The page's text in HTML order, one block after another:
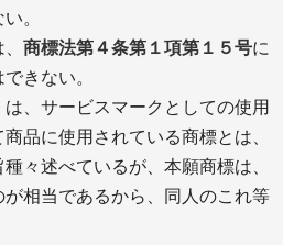
。
商標法第４条第１項第１５号に
きない。
、サービスマークとしての使用
品に使用されている商標とは、
々述べているが、本願商標は、
相当であるから、同人のこれ等